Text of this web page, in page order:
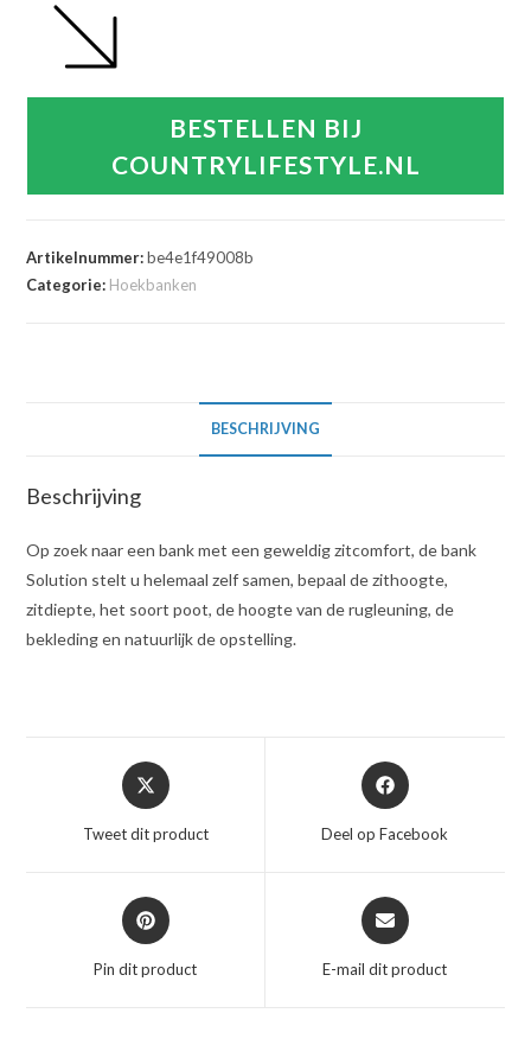
BESTELLEN BIJ
COUNTRYLIFESTYLE.NL
Artikelnummer:be4e1f49008b
Categorie: Hoekbanken
BESCHRIJVING
Beschrijving
Op zoek naar een bank met een geweldig zitcomfort, de bank
Solution stelt u helemaal zelf samen, bepaal de zithoogte,
zitdiepte, het soort poot, de hoogte van de rugleuning, de
bekleding en natuurlijk de opstelling.
Opent
in
nieuw
Tweet dit product
Opent
in
nieuw
Deel op Facebook
Opent
in
nieuw
Pin dit product
Opent
in
nieuw
E-mail dit product